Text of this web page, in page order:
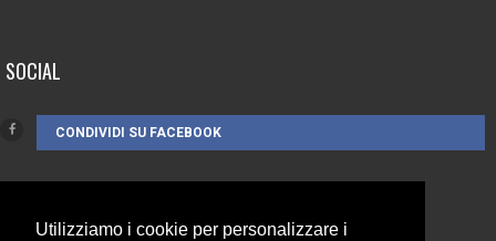
Utilizziamo i cookie per personalizzare i
SOCIAL
CONDIVIDI SU FACEBOOK